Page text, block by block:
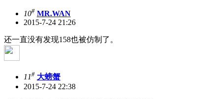
10# MR.WAN
2015-7-24 21:26
还一直没有发现158也被仿制了。
11# 大螃蟹
2015-7-24 22:38